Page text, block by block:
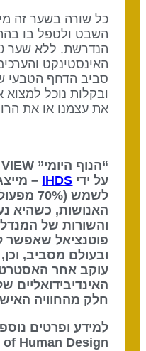
כל שורה בשער זה
השבט ולטפל בו
האינסטינקט
סביב הדחף הטבעי
ובקלות נוכל למצוא
את עצמנו או את
על ידיIHDS
–
לשמש (70%
האנושות, כשהיא
והשורות של
פוטנציאל שאפשר
ובעולם מסביב,
עוקב אחר
האינדיבידואליים
חלק מהחוויה
למידע ופרטים
of Human Design